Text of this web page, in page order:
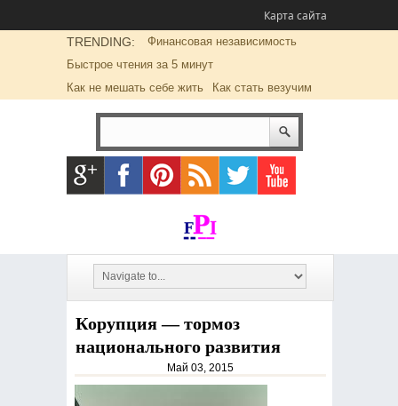
Карта сайта
TRENDING:
Финансовая независимость
Быстрое чтения за 5 минут
Как не мешать себе жить
Как стать везучим
Корупция — тормоз
национального развития
Май 03, 2015